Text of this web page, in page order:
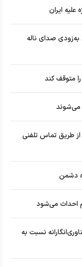
ایران
صدای ناله
متوقف کند
می‌شوند
از طریق تماس تلفنی
احداث می‌شود
نسبت به